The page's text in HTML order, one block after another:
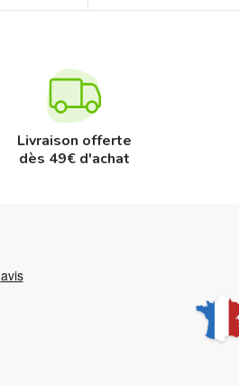
Livraison offerte
dès 49€ d'achat